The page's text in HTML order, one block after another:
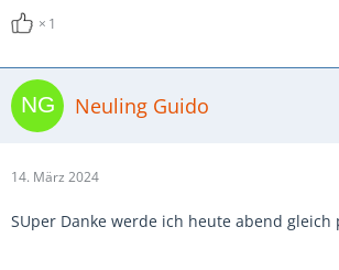
1
Neuling Guido
14. März 2024
SUper Danke werde ich heute abend gleich